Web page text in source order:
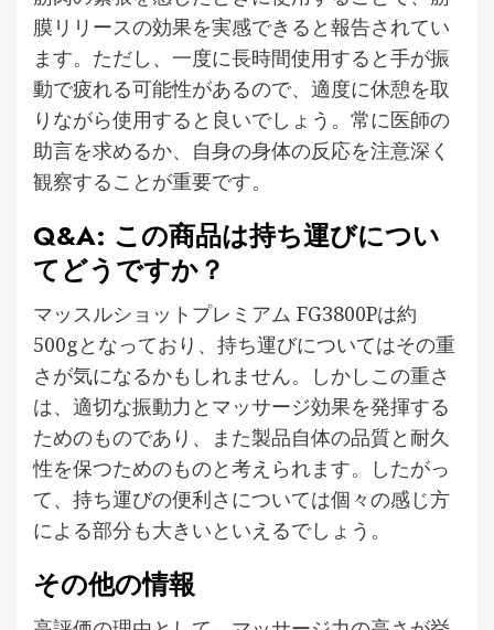
膜リリースの効果を実感できると報告されてい
ます。ただし、一度に長時間使用すると手が振
動で疲れる可能性があるので、適度に休憩を取
りながら使用すると良いでしょう。常に医師の
助言を求めるか、自身の身体の反応を注意深く
観察することが重要です。
Q&A: この商品は持ち運びについ
てどうですか？
マッスルショットプレミアム FG3800Pは約
500gとなっており、持ち運びについてはその重
さが気になるかもしれません。しかしこの重さ
は、適切な振動力とマッサージ効果を発揮する
ためのものであり、また製品自体の品質と耐久
性を保つためのものと考えられます。したがっ
て、持ち運びの便利さについては個々の感じ方
による部分も大きいといえるでしょう。
その他の情報